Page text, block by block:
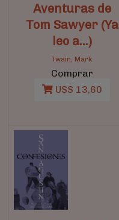
Aventuras de
Tom Sawyer (Ya
leo a...)
Twain, Mark
Comprar
U$S 13,60